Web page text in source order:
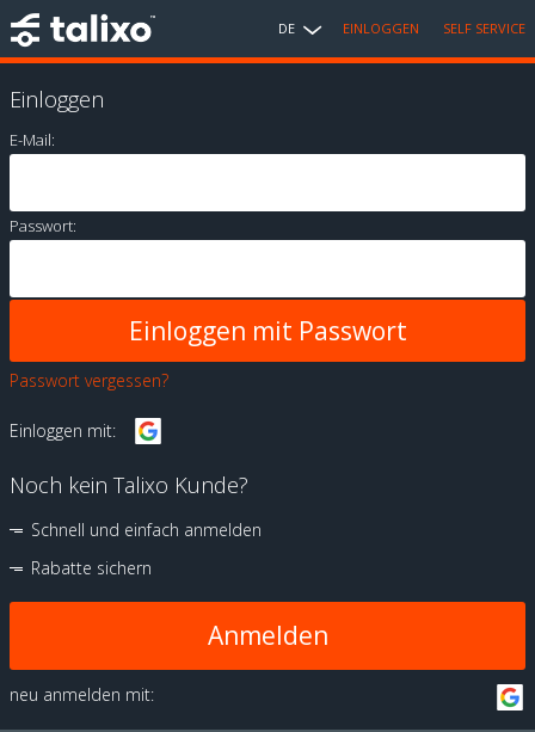
DE EINLOGGEN SELF SERVICE
Einloggen
E-Mail:
Passwort:
Passwort vergessen?
Einloggen mit:
Noch kein Talixo Kunde?
Schnell und einfach anmelden
Rabatte sichern
Anmelden
neu anmelden mit: